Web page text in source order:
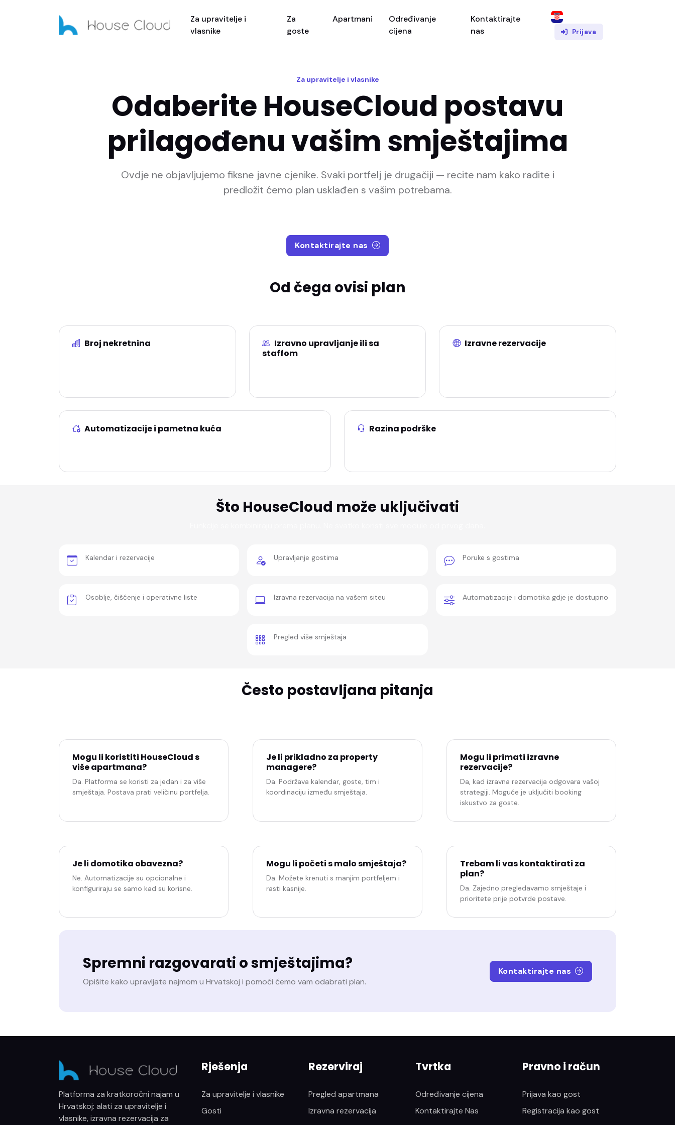
Za upravitelje i
vlasnike
Za
goste
Apartmani
Određivanje
cijena
Kontaktirajte
nas
Prijava
Za upravitelje i vlasnike
Odaberite HouseCloud postavu
prilagođenu vašim smještajima
Ovdje ne objavljujemo fiksne javne cjenike. Svaki portfelj je drugačiji — recite nam kako radite i
predložit ćemo plan usklađen s vašim potrebama.
Kontaktirajte nas
Od čega ovisi plan
Broj nekretnina
Izravno upravljanje ili sa
staffom
Izravne rezervacije
Automatizacije i pametna kuća Razina podrške
Što HouseCloud može uključivati
Kalendar i rezervacije Upravljanje gostima Poruke s gostima
Osoblje, čišćenje i operativne liste Izravna rezervacija na vašem siteu Automatizacije i domotika gdje je dostupno
Pregled više smještaja
Često postavljana pitanja
Mogu li koristiti HouseCloud s
više apartmana?
Da. Platforma se koristi za jedan i za više
smještaja. Postava prati veličinu portfelja.
Je li prikladno za property
managere?
Da. Podržava kalendar, goste, tim i
koordinaciju između smještaja.
Mogu li primati izravne
rezervacije?
Da, kad izravna rezervacija odgovara vašoj
strategiji. Moguće je uključiti booking
iskustvo za goste.
Je li domotika obavezna?
Ne. Automatizacije su opcionalne i
konfiguriraju se samo kad su korisne.
Mogu li početi s malo smještaja?
Da. Možete krenuti s manjim portfeljem i
rasti kasnije.
Trebam li vas kontaktirati za
plan?
Da. Zajedno pregledavamo smještaje i
prioritete prije potvrde postave.
Spremni razgovarati o smještajima?
Opišite kako upravljate najmom u Hrvatskoj i pomoći ćemo vam odabrati plan.
Kontaktirajte nas
Platforma za kratkoročni najam u
Hrvatskoj: alati za upravitelje i
vlasnike, izravna rezervacija za
Rješenja
Za upravitelje i vlasnike
Gosti
Rezerviraj
Pregled apartmana
Izravna rezervacija
Tvrtka
Određivanje cijena
Kontaktirajte Nas
Pravno i račun
Prijava kao gost
Registracija kao gost